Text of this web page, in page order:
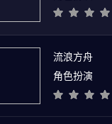
流浪方舟
角色扮演